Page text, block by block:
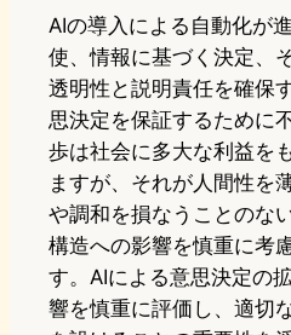
AIの導入による自動化が
使、情報に基づく決定、
透明性と説明責任を確保
思決定を保証するために
歩は社会に多大な利益を
ますが、それが人間性を
や調和を損なうことのな
構造への影響を慎重に考
す。AIによる意思決定の
響を慎重に評価し、適切